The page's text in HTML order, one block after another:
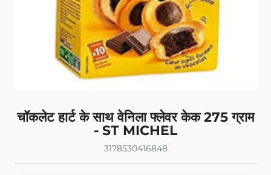
चॉकलेट हार्ट के साथ वेनिला फ्लेवर केक 275 ग्राम
- ST MICHEL
3178530416848